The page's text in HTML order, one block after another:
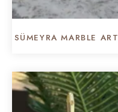
SÜMEYRA MARBLE